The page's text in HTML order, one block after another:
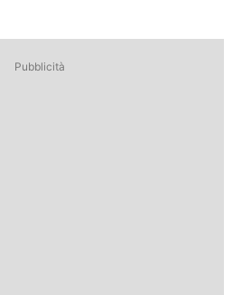
Pubblicità